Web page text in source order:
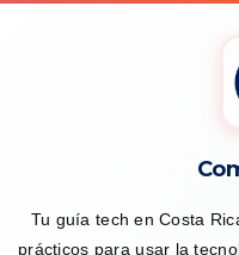
Tu guía tech en Costa
prácticos para usar la